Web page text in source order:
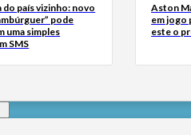
do país vizinho: novo
pode
uma simples
SMS
Aston
em jogo
este o